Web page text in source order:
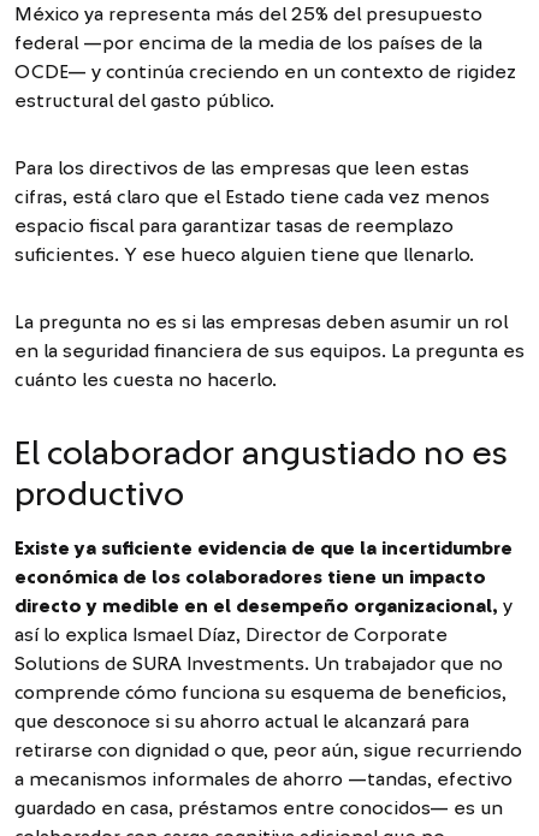
México ya representa más del 25% del presupuesto
federal —por encima de la media de los países de la
OCDE— y continúa creciendo en un contexto de rigidez
estructural del gasto público.
Para los directivos de las empresas que leen estas
cifras, está claro que el Estado tiene cada vez menos
espacio fiscal para garantizar tasas de reemplazo
suficientes. Y ese hueco alguien tiene que llenarlo.
La pregunta no es si las empresas deben asumir un rol
en la seguridad financiera de sus equipos. La pregunta es
cuánto les cuesta no hacerlo.
El colaborador angustiado no es
productivo
Existe ya suficiente evidencia de que la incertidumbre
económica de los colaboradores tiene un impacto
directo y medible en el desempeño organizacional, y
así lo explica Ismael Díaz, Director de Corporate
Solutions de SURA Investments. Un trabajador que no
comprende cómo funciona su esquema de beneficios,
que desconoce si su ahorro actual le alcanzará para
retirarse con dignidad o que, peor aún, sigue recurriendo
a mecanismos informales de ahorro —tandas, efectivo
guardado en casa, préstamos entre conocidos— es un